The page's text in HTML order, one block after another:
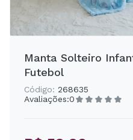
Manta Solteiro
Futebol
Código: 268635
Avaliações:0